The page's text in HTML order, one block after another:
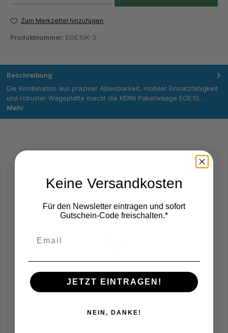
Zum Merkzettel hinzufügen
Produktnummer: EOE.10K-3
Beschreibung
Die Kombination aus präziser Ablesbarkeit, mobiler Einsatzfähigkeit
und robuster Wägeplatte macht die KERN Paketwaage EOE.10…
Mehr
Produktgalerie überspringen
Zubehör
ECO-
Keine Versandkosten
Für den Newsletter eintragen und sofort
Gutschein-Code freischalten.*
JETZT EINTRAGEN!
NEIN, DANKE!